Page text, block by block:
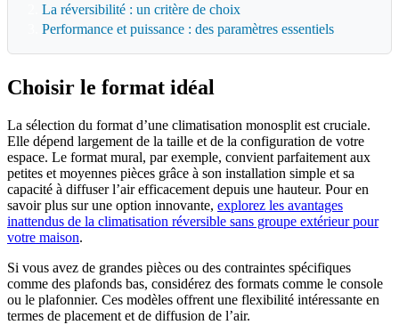
La réversibilité : un critère de choix
Performance et puissance : des paramètres essentiels
Choisir le format idéal
La sélection du format d’une climatisation monosplit est cruciale.
Elle dépend largement de la taille et de la configuration de votre
espace. Le format mural, par exemple, convient parfaitement aux
petites et moyennes pièces grâce à son installation simple et sa
capacité à diffuser l’air efficacement depuis une hauteur. Pour en
savoir plus sur une option innovante, explorez les avantages
inattendus de la climatisation réversible sans groupe extérieur pour
votre maison.
Si vous avez de grandes pièces ou des contraintes spécifiques
comme des plafonds bas, considérez des formats comme le console
ou le plafonnier. Ces modèles offrent une flexibilité intéressante en
termes de placement et de diffusion de l’air.